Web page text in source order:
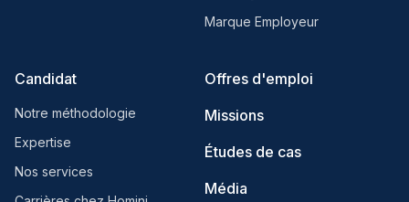
Marque Employeur
Candidat
Notre méthodologie
Expertise
Nos services
Offres d'emploi
Missions
Études de cas
Média